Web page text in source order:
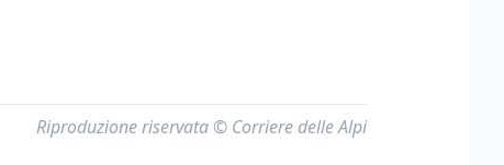
Riproduzione riservata © Corriere delle Alpi